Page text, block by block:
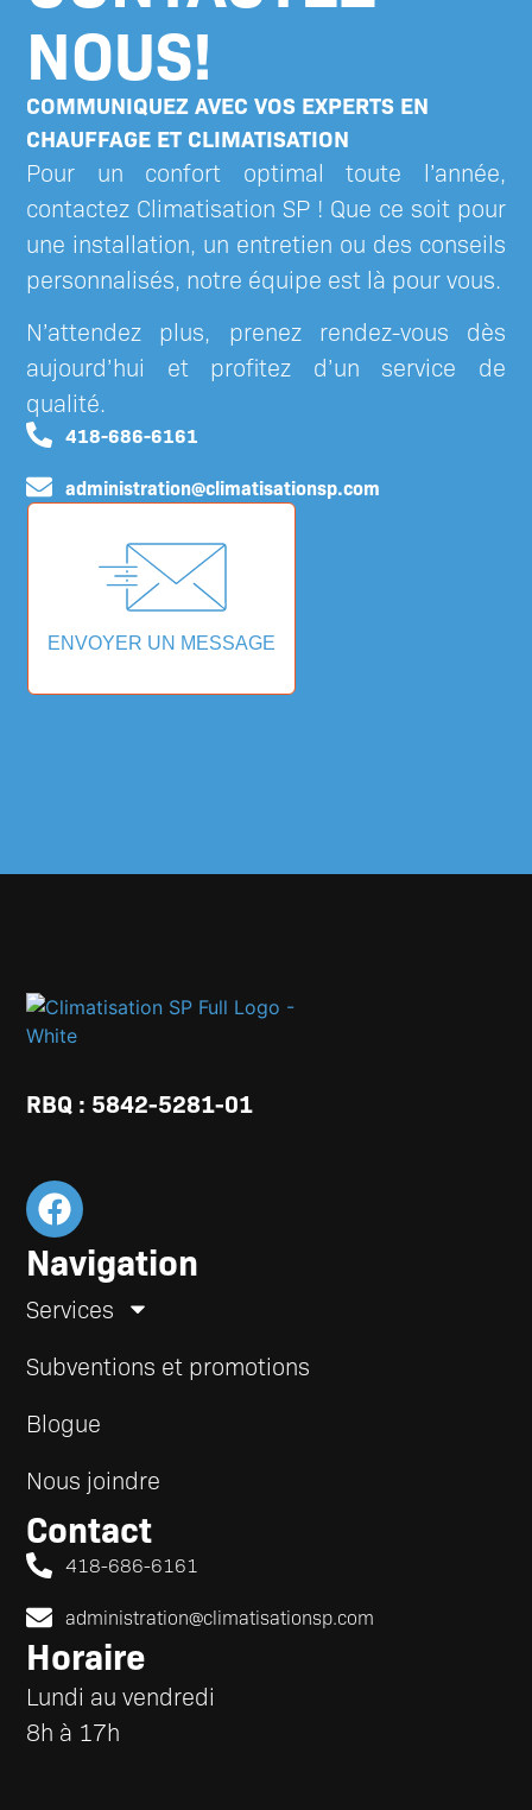
NOUS!
COMMUNIQUEZ AVEC VOS EXPERTS EN
CHAUFFAGE ET CLIMATISATION
Pour un confort optimal toute l’année,
contactez Climatisation SP ! Que ce soit pour
une installation, un entretien ou des conseils
personnalisés, notre équipe est là pour vous.
N’attendez plus, prenez rendez-vous dès
aujourd’hui et profitez d’un service de
qualité.
418-686-6161
administration@climatisationsp.com
ENVOYER UN MESSAGE
RBQ : 5842-5281-01
Navigation
Services
Subventions et promotions
Blogue
Nous joindre
Contact
418-686-6161
administration@climatisationsp.com
Horaire
Lundi au vendredi
8h à 17h